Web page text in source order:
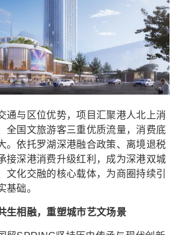
与区位优势，项目汇聚港人北上消
全国文旅游客三重优质流量，消费底
。依托罗湖深港融合政策、离境退税
接深港消费升级红利，成为深港双城
文化交融的核心载体，为商圈持续引
基础。
生相融，重塑城市艺文场景